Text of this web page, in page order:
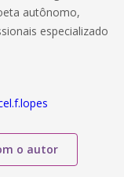
autônomo,
especializado
o autor